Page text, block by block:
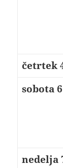
četrtek
sobota
nedelja